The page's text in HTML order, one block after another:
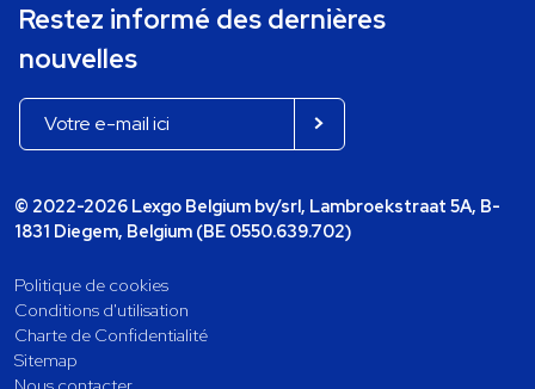
Restez informé des dernières
nouvelles
© 2022-2026 Lexgo Belgium bv/srl, Lambroekstraat 5A, B-
1831 Diegem, Belgium (BE 0550.639.702)
Politique de cookies
Conditions d'utilisation
Charte de Confidentialité
Sitemap